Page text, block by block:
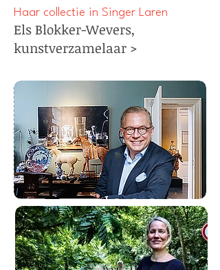
Haar collectie in Singer Laren
Els Blokker-Wevers,
kunstverzamelaar >